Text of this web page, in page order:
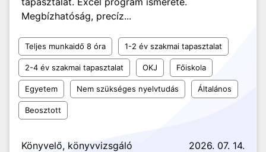
Megbízhatóság, precíz...
Teljes munkaidő 8 óra 1-2 év szakmai tapasztalat
2-4 év szakmai tapasztalat OKJ Főiskola
Egyetem Nem szükséges nyelvtudás Általános
Beosztott
Könyvelő, könyvvizsgáló 2026. 07. 14.